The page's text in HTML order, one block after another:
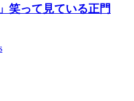
笑って見ている正門